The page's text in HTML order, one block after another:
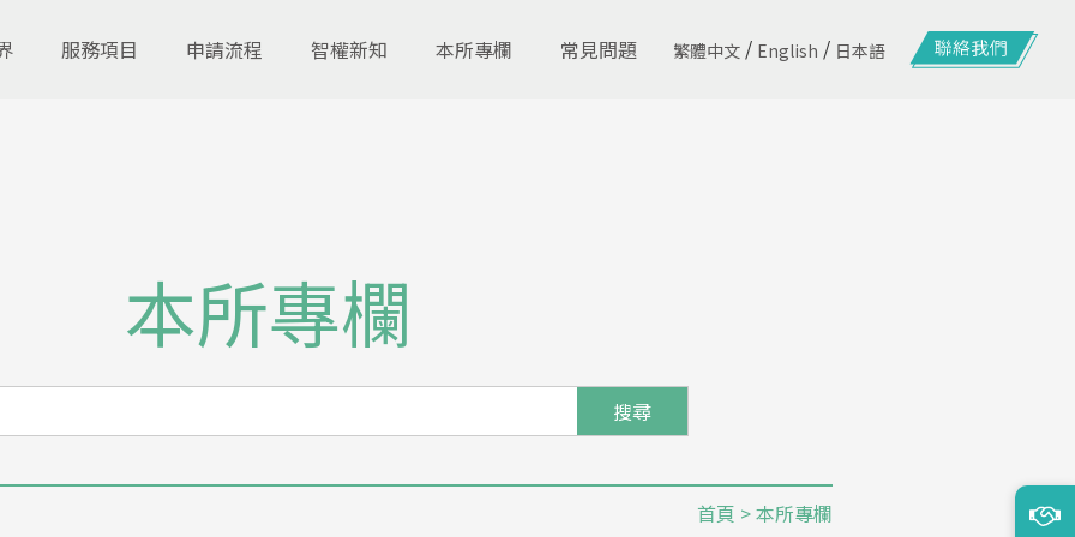
服務項目 申請流程 智權新知 本所專欄 常見問題 繁體中文 / English / 日本語
本所專欄
搜尋
首頁 > 本所專欄